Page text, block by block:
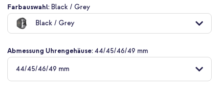
Zum
Anfang
der
Bildgalerie
Farbauswahl: Black / Grey
Black / Grey
Abmessung Uhrengehäuse: 44/45/46/49 mm
44/45/46/49 mm